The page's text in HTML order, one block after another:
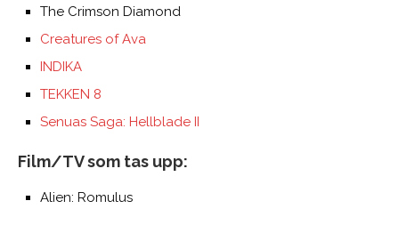
The Crimson Diamond
Creatures of Ava
INDIKA
TEKKEN 8
Senuas Saga: Hellblade II
Film/TV som tas upp:
Alien: Romulus